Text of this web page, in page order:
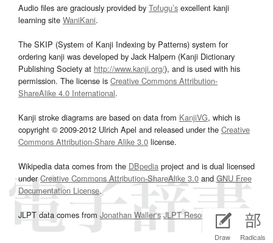
Draw Radicals
Audio files are graciously provided by Tofugu’s excellent kanji
learning site WaniKani.
The SKIP (System of Kanji Indexing by Patterns) system for
ordering kanji was developed by Jack Halpern (Kanji Dictionary
Publishing Society at http://www.kanji.org/), and is used with his
permission. The license is Creative Commons Attribution-
ShareAlike 4.0 International.
Kanji stroke diagrams are based on data from KanjiVG, which is
copyright © 2009-2012 Ulrich Apel and released under the Creative
Commons Attribution-Share Alike 3.0 license.
Wikipedia data comes from the DBpedia project and is dual licensed
underCreative Commons Attribution-ShareAlike 3.0and GNU Free
Documentation License.
JLPT data comes from Jonathan Waller‘s JLPT Resourcespage.